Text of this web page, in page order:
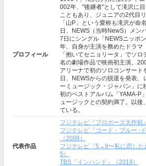
プロフィール
002年、"後継者"として滝沢に
こともあり、ジュニアの2代目
「山P」という愛称も滝沢が命
日、NEWS（当時NewS）メン
7日にシングル「NEWSニッポ
年、自身が主演を務めたドラマ
「抱いてセニョリータ」でソ
名の劇場作品で映画初主演。
アリーナで初のソロコンサート
日、NEWSからの脱退を発表、
ーミュージック・ジャパン」に
初のベストアルバム「YAMA-P
ュージックとの契約満了。以後
ている。
代表作品
フジテレビ『プロポーズ大作戦
フジテレビ『コード・ブルー -
（2008）
フジテレビ『5→9〜私に恋し
5）
TBS『インハンド』（2019）